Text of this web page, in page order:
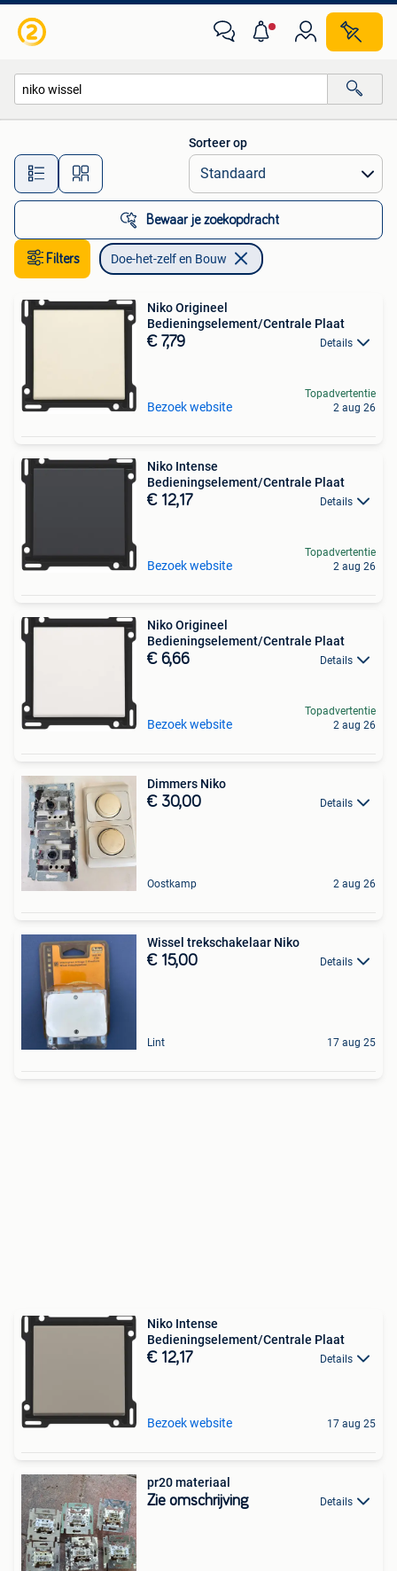
Alle afstanden…
Sorteer op
Bewaar je zoekopdracht
Filters Doe-het-zelf en Bouw
Niko Origineel
Bedieningselement/Centrale Plaat
€ 7,79 Details
Bezoek website
Topadvertentie
2 aug 26
Niko Intense
Bedieningselement/Centrale Plaat
€ 12,17 Details
Bezoek website
Topadvertentie
2 aug 26
Niko Origineel
Bedieningselement/Centrale Plaat
€ 6,66 Details
Bezoek website
Topadvertentie
2 aug 26
Dimmers Niko
€ 30,00 Details
Oostkamp 2 aug 26
Wissel trekschakelaar Niko
€ 15,00 Details
Lint 17 aug 25
Niko Intense
Bedieningselement/Centrale Plaat
€ 12,17 Details
Bezoek website 17 aug 25
pr20 materiaal
Zie omschrijving Details